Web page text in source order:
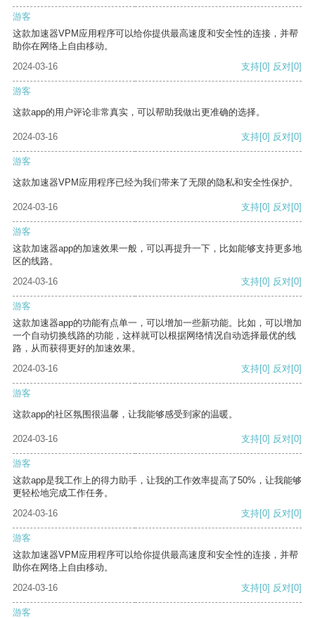
游客
这款加速器VPM应用程序可以给你提供最高速度和安全性的连接，并帮
助你在网络上自由移动。
2024-03-16
支持[0] 反对[0]
游客
这款app的用户评论非常真实，可以帮助我做出更准确的选择。
2024-03-16 支持[0] 反对[0]
游客
这款加速器VPM应用程序已经为我们带来了无限的隐私和安全性保护。
2024-03-16 支持[0] 反对[0]
游客
这款加速器app的加速效果一般，可以再提升一下，比如能够支持更多地
区的线路。
2024-03-16
支持[0] 反对[0]
游客
这款加速器app的功能有点单一，可以增加一些新功能。比如，可以增加
一个自动切换线路的功能，这样就可以根据网络情况自动选择最优的线
路，从而获得更好的加速效果。
2024-03-16
支持[0] 反对[0]
游客
这款app的社区氛围很温馨，让我能够感受到家的温暖。
2024-03-16 支持[0] 反对[0]
游客
这款app是我工作上的得力助手，让我的工作效率提高了50%，让我能够
更轻松地完成工作任务。
2024-03-16
支持[0] 反对[0]
游客
这款加速器VPM应用程序可以给你提供最高速度和安全性的连接，并帮
助你在网络上自由移动。
2024-03-16
支持[0] 反对[0]
游客